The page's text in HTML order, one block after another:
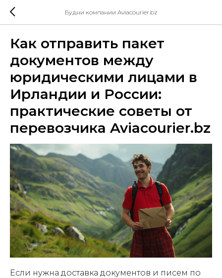
Будни компании Aviacourier.bz
Как отправить пакет
документов между
юридическими лицами в
Ирландии и России:
практические советы от
перевозчика Aviacourier.bz
Если нужна доставка документов и писем по